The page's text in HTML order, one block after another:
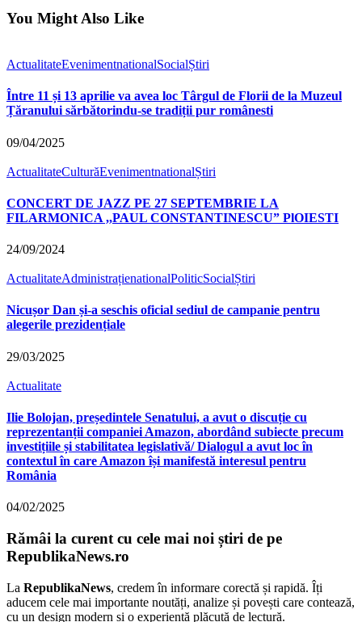
You Might Also Like
ActualitateEvenimentnationalSocialȘtiri
Între 11 și 13 aprilie va avea loc Târgul de Florii de la Muzeul
Țăranului sărbătorindu-se tradiții pur românesti
09/04/2025
ActualitateCulturăEvenimentnationalȘtiri
CONCERT DE JAZZ PE 27 SEPTEMBRIE LA
FILARMONICA ,,PAUL CONSTANTINESCU” PlOIESTI
24/09/2024
ActualitateAdministrațienationalPoliticSocialȘtiri
Nicușor Dan și-a seschis oficial sediul de campanie pentru
alegerile prezidențiale
29/03/2025
Actualitate
Ilie Bolojan, președintele Senatului, a avut o discuție cu
reprezentanții companiei Amazon, abordând subiecte precum
investițiile și stabilitatea legislativă/ Dialogul a avut loc în
contextul în care Amazon își manifestă interesul pentru
România
04/02/2025
Rămâi la curent cu cele mai noi știri de pe
RepublikaNews.ro
La RepublikaNews, credem în informare corectă și rapidă. Îți
aducem cele mai importante noutăți, analize și povești care contează,
cu un design modern și o experiență plăcută de lectură.